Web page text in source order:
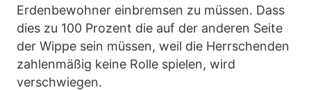
Erdenbewohner einbremsen zu müssen. Dass
dies zu 100 Prozent die auf der anderen Seite
der Wippe sein müssen, weil die Herrschenden
zahlenmäßig keine Rolle spielen, wird
verschwiegen.